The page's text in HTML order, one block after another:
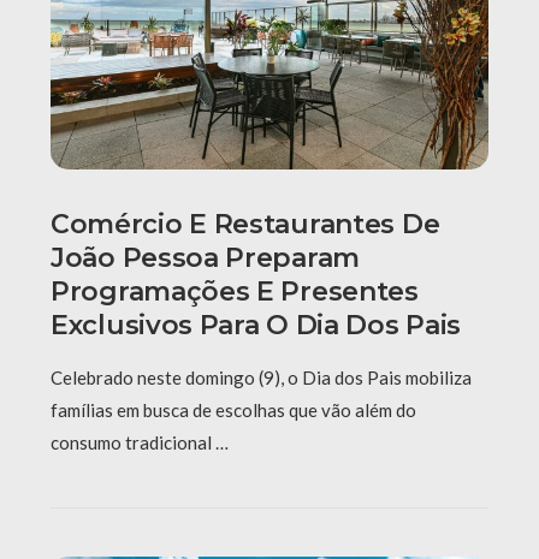
Comércio E Restaurantes De
João Pessoa Preparam
Programações E Presentes
Exclusivos Para O Dia Dos Pais
Celebrado neste domingo (9), o Dia dos Pais mobiliza
famílias em busca de escolhas que vão além do
consumo tradicional …